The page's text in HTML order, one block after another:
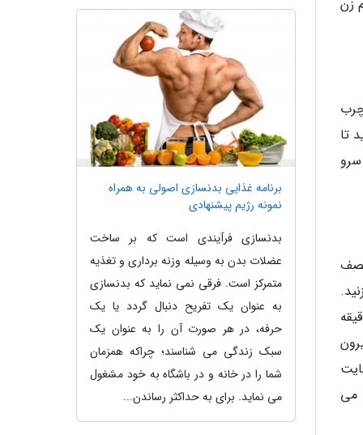
زن
بگذارید تا
می
برنامه غذایی بدنسازی اصولی به همراه
نمونه رژیم پیشنهادی
بدنسازی فرآیندی است که بر ساخت
عضلات بدن به وسیله وزنه برداری و تغذیه
متمرکز است. فرقی نمی نماید که بدنسازی
به عنوان یک تفریح دنبال گردد یا یک
حرفه، در هر صورت آن را به عنوان یک
سبک زندگی می شناسند؛ چراکه همزمان
شما را در خانه و در باشگاه به خود مشغول
می نماید. برای به حداکثر رساندن...